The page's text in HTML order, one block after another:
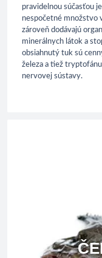
pravidelnou súčasťou
nespočetné množstvo
zároveň dodávajú
minerálnych látok a
obsiahnutý tuk sú
železa a tiež
nervovej sústavy.